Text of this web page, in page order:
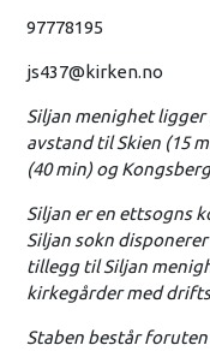
97778195
js437@kirken.no
Siljan menighet
avstand til Skien (15
(40 min) og
Siljan er en ettsogns
Siljan sokn
tillegg til Siljan
kirkegårder med
Staben består